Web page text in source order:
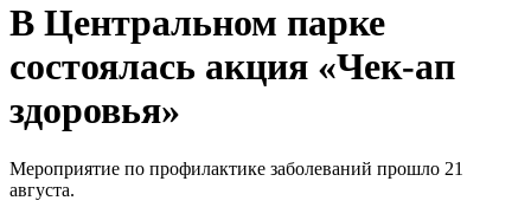
В Центральном парке
состоялась акция «Чек-ап
здоровья»
Мероприятие по профилактике заболеваний прошло 21
августа.